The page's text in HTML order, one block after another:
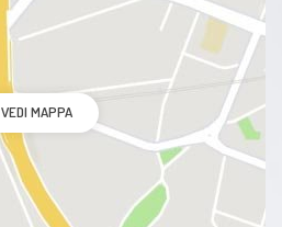
VEDI MAPPA